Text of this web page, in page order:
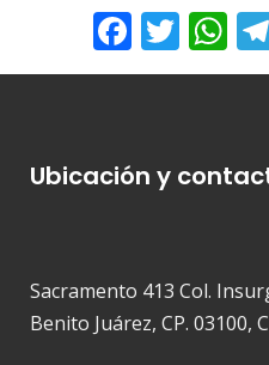
Ubicación y
Sacramento 413 Col.
Benito Juárez, CP. 03100,